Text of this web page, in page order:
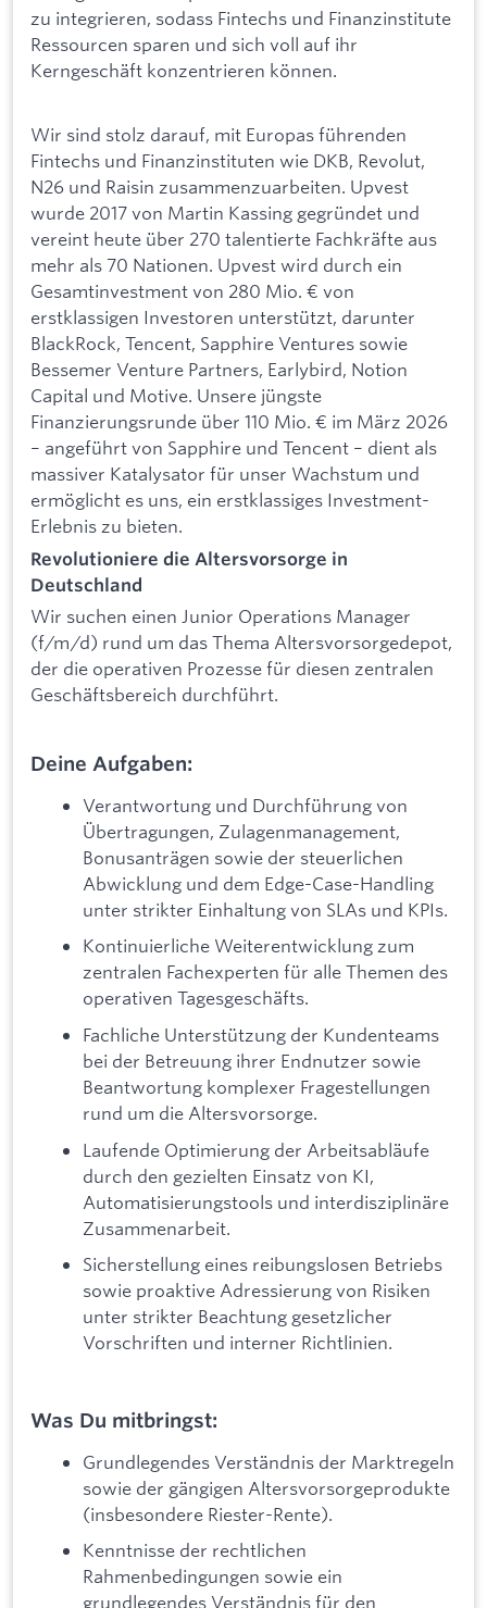
zu integrieren, sodass Fintechs und Finanzinstitute
Ressourcen sparen und sich voll auf ihr
Kerngeschäft konzentrieren können.
Wir sind stolz darauf, mit Europas führenden
Fintechs und Finanzinstituten wie DKB, Revolut,
N26 und Raisin zusammenzuarbeiten. Upvest
wurde 2017 von Martin Kassing gegründet und
vereint heute über 270 talentierte Fachkräfte aus
mehr als 70 Nationen. Upvest wird durch ein
Gesamtinvestment von 280 Mio. € von
erstklassigen Investoren unterstützt, darunter
BlackRock, Tencent, Sapphire Ventures sowie
Bessemer Venture Partners, Earlybird, Notion
Capital und Motive. Unsere jüngste
Finanzierungsrunde über 110 Mio. € im März 2026
– angeführt von Sapphire und Tencent – dient als
massiver Katalysator für unser Wachstum und
ermöglicht es uns, ein erstklassiges Investment-
Erlebnis zu bieten.
Revolutioniere die Altersvorsorge in
Deutschland
Wir suchen einen Junior Operations Manager
(f/m/d) rund um das Thema Altersvorsorgedepot,
der die operativen Prozesse für diesen zentralen
Geschäftsbereich durchführt.
Deine Aufgaben:
Verantwortung und Durchführung von
Übertragungen, Zulagenmanagement,
Bonusanträgen sowie der steuerlichen
Abwicklung und dem Edge-Case-Handling
unter strikter Einhaltung von SLAs und KPIs.
Kontinuierliche Weiterentwicklung zum
zentralen Fachexperten für alle Themen des
operativen Tagesgeschäfts.
Fachliche Unterstützung der Kundenteams
bei der Betreuung ihrer Endnutzer sowie
Beantwortung komplexer Fragestellungen
rund um die Altersvorsorge.
Laufende Optimierung der Arbeitsabläufe
durch den gezielten Einsatz von KI,
Automatisierungstools und interdisziplinäre
Zusammenarbeit.
Sicherstellung eines reibungslosen Betriebs
sowie proaktive Adressierung von Risiken
unter strikter Beachtung gesetzlicher
Vorschriften und interner Richtlinien.
Was Du mitbringst:
Grundlegendes Verständnis der Marktregeln
sowie der gängigen Altersvorsorgeprodukte
(insbesondere Riester-Rente).
Kenntnisse der rechtlichen
Rahmenbedingungen sowie ein
grundlegendes Verständnis für den